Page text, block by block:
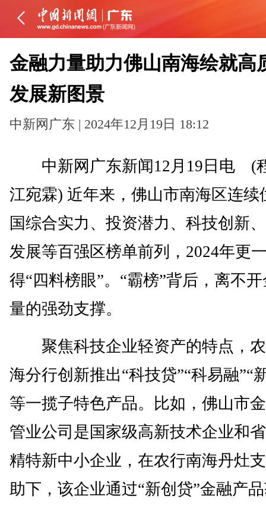
金融力量助力佛山南海绘就高
发展新图景
中新网广东 | 2024年12月19日 18:12
中新网广东新闻12月19日电 (
江宛霖) 近年来，佛山市南海区连续
国综合实力、投资潜力、科技创新
发展等百强区榜单前列，2024年更
得“四料榜眼”。“霸榜”背后，离不
量的强劲支撑。
聚焦科技企业轻资产的特点，
海分行创新推出“科技贷”“科易融”“
等一揽子特色产品。比如，佛山市
管业公司是国家级高新技术企业和
精特新中小企业，在农行南海丹灶
助下，该企业通过“新创贷”金融产